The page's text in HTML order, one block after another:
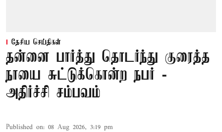
தேசிய செய்திகள்
தன்னை பார்த்து தொடர்ந்து குரைத்த
நாயை சுட்டுக்கொன்ற நபர் -
அதிர்ச்சி சம்பவம்
Published on: 08 Aug 2026, 3:19 pm